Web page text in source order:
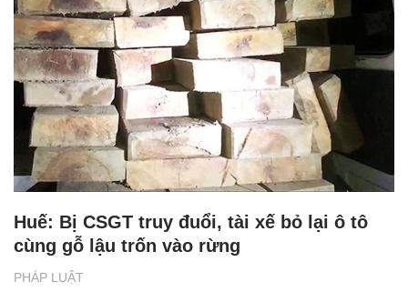
PHÁP LUẬT
Huế: Bị CSGT truy đuổi, tài xế bỏ lại ô tô
cùng gỗ lậu trốn vào rừng